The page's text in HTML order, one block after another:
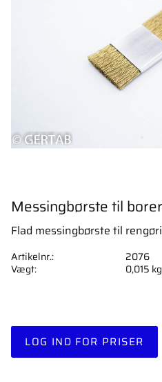
Messingbørste til
Flad messingbørste til
LOG IND FOR PRISER
Artikelnr.
2076
Vægt
0,015 kg